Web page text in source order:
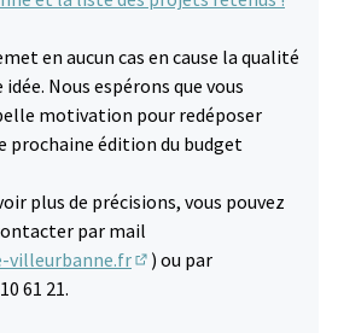
onglet)
en aucun cas en cause la qualité
Nous espérons que vous
motivation pour redéposer
prochaine édition du budget
plus de précisions, vous pouvez
par mail
villeurbanne.fr
) ou par
61 21.